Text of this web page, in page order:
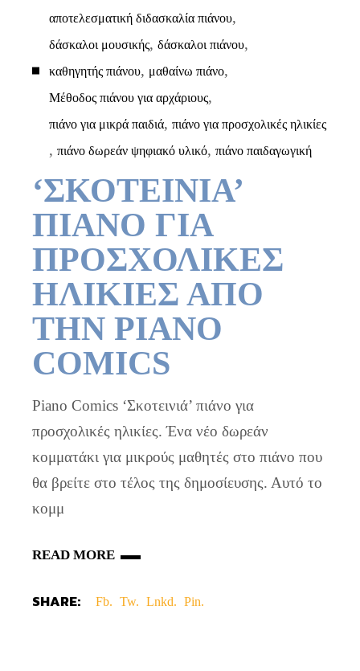
αποτελεσματική διδασκαλία πιάνου,
δάσκαλοι μουσικής,δάσκαλοι πιάνου,
καθηγητής πιάνου, μαθαίνω πιάνο,
Μέθοδος πιάνου για αρχάριους,
πιάνο για μικρά παιδιά,πιάνο για προσχολικές ηλικίες
,πιάνο δωρεάν ψηφιακό υλικό,πιάνο παιδαγωγική
‘ΣΚΟΤΕΙΝΙΑ’
ΠΙΑΝΟ ΓΙΑ
ΠΡΟΣΧΟΛΙΚΕΣ
ΗΛΙΚΙΕΣ ΑΠΟ
ΤΗΝ PIANO
COMICS
Piano Comics ‘Σκοτεινιά’ πιάνο για
προσχολικές ηλικίες. Ένα νέο δωρεάν
κομματάκι για μικρούς μαθητές στο πιάνο που
θα βρείτε στο τέλος της δημοσίευσης. Αυτό το
κομμ
READ MORE
SHARE: Fb. Tw. Lnkd. Pin.